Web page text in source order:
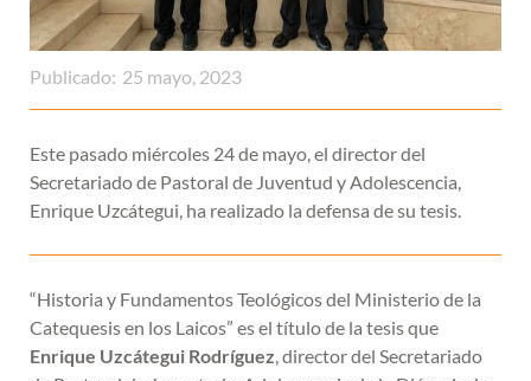
Publicado: 25 mayo, 2023
Este pasado miércoles 24 de mayo, el director del
Secretariado de Pastoral de Juventud y Adolescencia,
Enrique Uzcátegui, ha realizado la defensa de su tesis.
“Historia y Fundamentos Teológicos del Ministerio de la
Catequesis en los Laicos” es el título de la tesis que
Enrique Uzcátegui Rodríguez , director del Secretariado